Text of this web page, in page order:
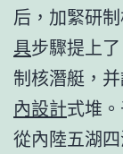
后，加緊研
具步驟提上
制核潛艇，
內設計式堆
從內陸五湖